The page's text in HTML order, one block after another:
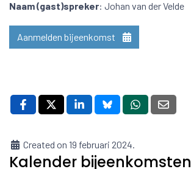
Naam (gast)spreker: Johan van der Velde
Aanmelden bijeenkomst
Created on 19 februari 2024.
Kalender bijeenkomsten